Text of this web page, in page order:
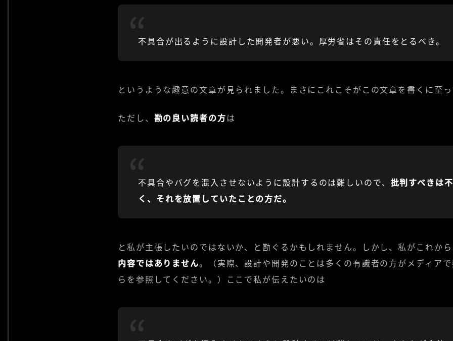
不具合が出るように設計した開発者が悪い。厚労省はその責任をとるべき。
というような趣意の文章が見られました。まさにこれこそがこの文章を書くに至
ただし、 勘の良い読者の方は
不具合やバグを混入させないように設計するのは難しいので、 批判すべきは
く、それを放置していたことの方だ。
と私が主張したいのではないか、と勘ぐるかもしれません。しかし、私がこれか
内容ではありません。（実際、設計や開発のことは多くの有識者の方がメディア
らを参照してください。）ここで私が伝えたいのは